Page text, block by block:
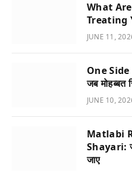
What
Treating
JUNE 11,
One
जब मोहब्बत
JUNE 10,
Matlabi
Shayari:
जाए